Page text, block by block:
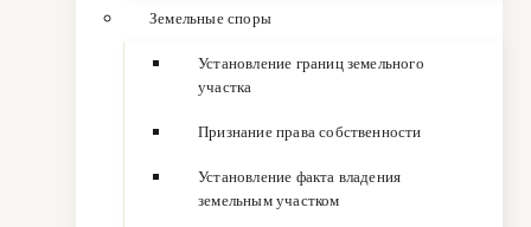
Земельные споры
Установление границ земельного
участка
Признание права собственности
Установление факта владения
земельным участком